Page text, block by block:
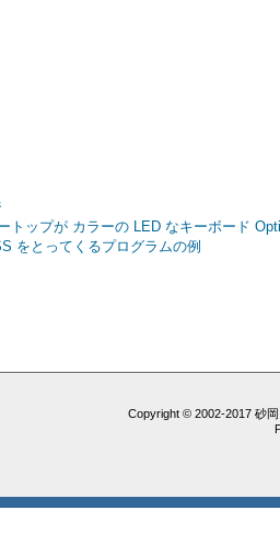
トップが カラーの LED なキーボード
をとってくるプログラムの例
Copyright © 2002-2017 砂